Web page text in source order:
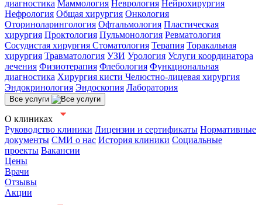
диагностика Маммология Неврология Нейрохирургия
Нефрология Общая хирургия Онкология
Оториноларингология Офтальмология Пластическая
хирургия Проктология Пульмонология Ревматология
Сосудистая хирургия Стоматология Терапия Торакальная
хирургия Травматология УЗИ Урология Услуги координатора
лечения Физиотерапия Флебология Функциональная
диагностика Хирургия кисти Челюстно-лицевая хирургия
Эндокринология Эндоскопия Лаборатория
Все услуги
О клиниках
Руководство клиники Лицензии и сертификаты Нормативные
документы СМИ о нас История клиники Социальные
проекты Вакансии
Цены
Врачи
Отзывы
Акции